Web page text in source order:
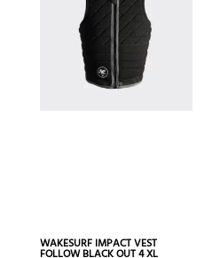
WAKESURF IMPACT VEST
FOLLOW BLACK OUT 4 XL